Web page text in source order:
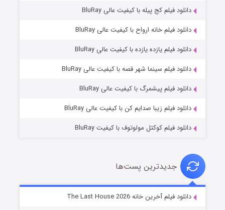
شوگر فصل ۲
دانلود فیلم کج‌ پیله با کیفیت عالی BluRay
دانلود فیلم خانه ارواح با کیفیت عالی BluRay
دانلود فیلم یازده یازده با کیفیت عالی BluRay
دانلود فیلم سینما شهر قصه با کیفیت عالی BluRay
دانلود فیلم پیشمرگ با کیفیت عالی BluRay
دانلود فیلم زیبا صدایم کن با کیفیت عالی BluRay
دانلود فیلم کوکتل مولوتوف با کیفیت BluRay
جدیدترین پست‌ها
دانلود فیلم آخرین خانه The Last House 2026